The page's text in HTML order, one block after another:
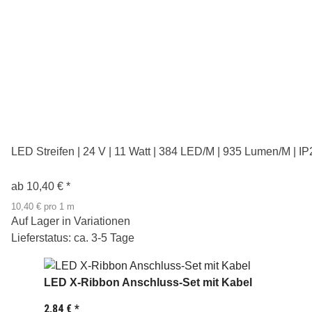
LED Streifen | 24 V | 11 Watt | 384 LED/M | 935 Lumen/M |
ab 10,40 € *
10,40 € pro 1 m
Auf Lager in Variationen
Lieferstatus: ca. 3-5 Tage
LED X-Ribbon Anschluss-Set mit Kabel
2,84 € *